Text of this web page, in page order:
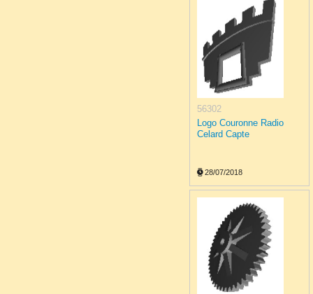
56302
Logo Couronne Radio
Celard Capte
28/07/2018